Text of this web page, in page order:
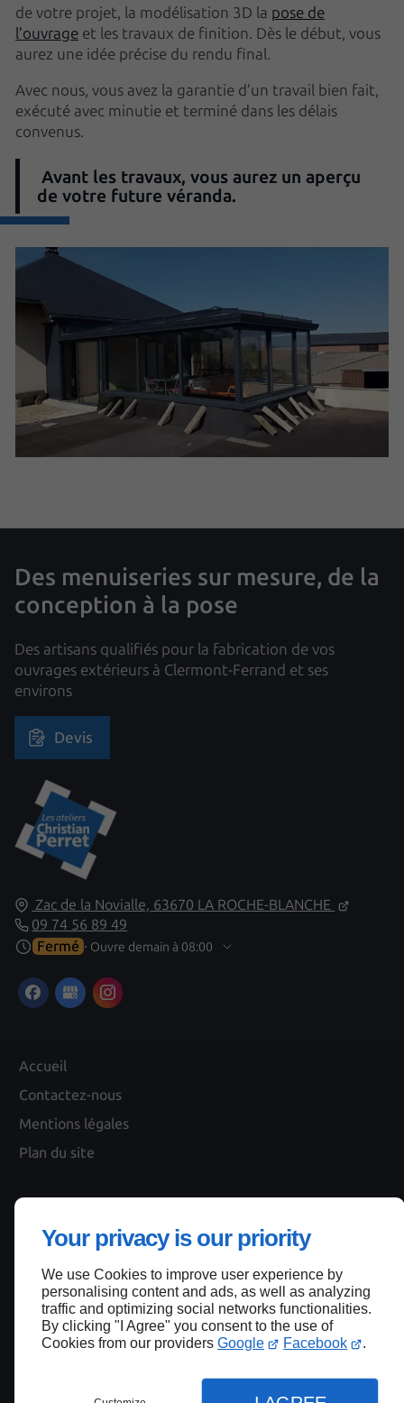
Your privacy is our priority
We use Cookies to improve user experience by
personalising content and ads, as well as analyzing
traffic and optimizing social networks functionalities.
By clicking "I Agree" you consent to the use of
Cookies from our providers Google Facebook .
de votre projet, la modélisation 3D la pose de
l’ouvrage et les travaux de finition. Dès le début, vous
aurez une idée précise du rendu final.
Avec nous, vous avez la garantie d’un travail bien fait,
exécuté avec minutie et terminé dans les délais
convenus.
Avant les travaux, vous aurez un aperçu
de votre future véranda.
Zac de la Novialle, 63670 LA ROCHE-BLANCHE
09 74 56 89 49
Fermé ⋅ Ouvre demain à 08:00
Accueil
Contactez-nous
Mentions légales
Plan du site
Des menuiseries sur mesure, de la
conception à la pose
Des artisans qualifiés pour la fabrication de vos
ouvrages extérieurs à Clermont-Ferrand et ses
environs
Devis
Haut de page